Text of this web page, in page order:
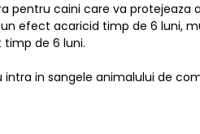
pentru caini care va protejeaza
efect acaricid timp de 6 luni,
de 6 luni.
in sangele animalului de